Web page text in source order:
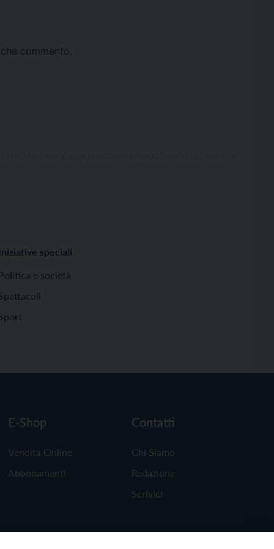
commento.
Iniziative speciali
Politica e società
E-Shop
Vendita Online
Abbonamenti
Contatti
Chi Siamo
Redazione
Scrivici